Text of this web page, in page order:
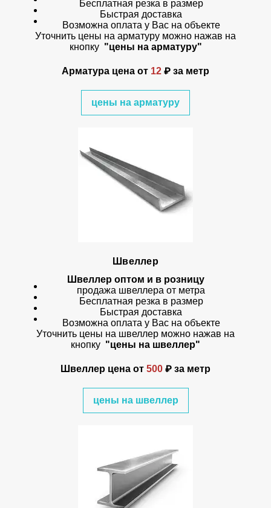
Бесплатная резка в размер
Быстрая доставка
Возможна оплата у Вас на объекте
Уточнить цены на арматуру можно нажав на
кнопку "цены на арматуру"
Арматура цена от 12 ₽ за метр
цены на арматуру
Швеллер
Швеллер оптом и в розницу
продажа швеллера от метра
Бесплатная резка в размер
Быстрая доставка
Возможна оплата у Вас на объекте
Уточнить цены на швеллер можно нажав на
кнопку "цены на швеллер"
Швеллер цена от 500 ₽ за метр
цены на швеллер